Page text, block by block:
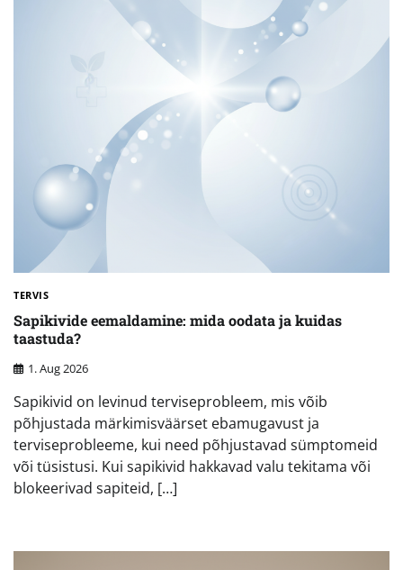
TERVIS
Sapikivide eemaldamine: mida oodata ja kuidas
taastuda?
1. Aug 2026
Sapikivid on levinud terviseprobleem, mis võib
põhjustada märkimisväärset ebamugavust ja
terviseprobleeme, kui need põhjustavad sümptomeid
või tüsistusi. Kui sapikivid hakkavad valu tekitama või
blokeerivad sapiteid, […]